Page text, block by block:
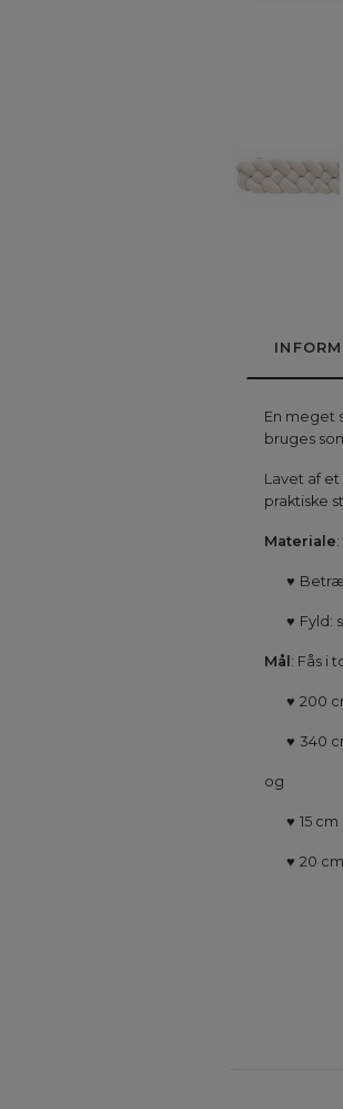
En meget
bruges
Lavet af
praktiske
Materiale:
♥
♥ Fyld:
Mål : Fås i
♥ 200
♥ 340
og
♥ 15
♥ 20